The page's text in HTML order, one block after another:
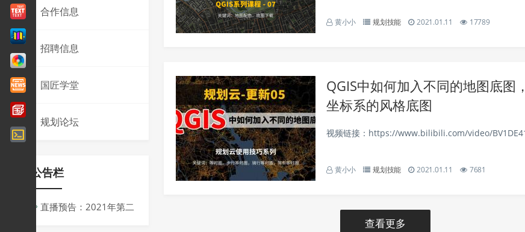
合作信息
招聘信息
国匠学堂
规划论坛
公告栏
直播预告：2021年第二
黄小小 规划技能 2021.01.11 17789
QGIS中如何加入不同的地图底图
坐标系的风格底图
视频链接：https://www.bilibili.com/video/
黄小小 规划技能 2021.01.11 7681
查看更多